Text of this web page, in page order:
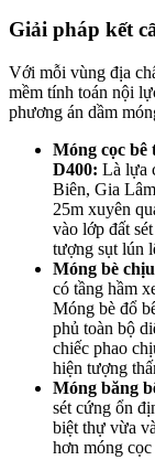
Giải pháp kết
Với mỗi vùng địa
mềm tính toán nội
phương án dầm
Móng cọc bê
D400: Là lựa
Biên, Gia
25m xuyên
vào lớp đất
tượng sụt lún
Móng bè
có tầng hầm
Móng bè đổ
phủ toàn bộ
chiếc phao
hiện tượng
Móng băng
sét cứng ổn
biệt thự vừa
hơn móng cọc